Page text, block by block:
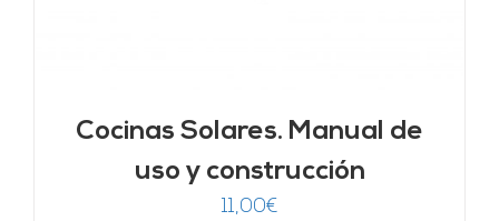
Cocinas Solares. Manual de
uso y construcción
11,00€